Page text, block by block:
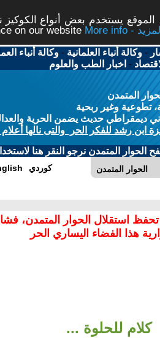
يستخدم بعض أنواع
on our website
More info - المزيد
-وكالة أنباء العلمانية -وكالة أنباء
- اخبار الطب والعلوم
المتمدن
تطوعية وغير ربحية
حديث يضمن الحرية
ابن رشد للفكر الحر والتى نالها
الحوار المتمدن نرجو النقر هنا
الحوار المتمدن كوردي
تحفظ استقلال الحوار المتمدن،
هذا الفضاء اليساري الحر
كلام للحلوة ...